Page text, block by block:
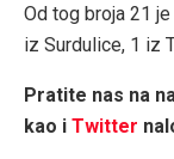
Od tog broja 21
iz Surdulice, 1 iz
Pratite nas na
kao i Twitter